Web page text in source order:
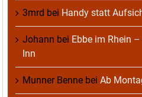
3mrd bei Handy statt
Johann bei Ebbe im Rhein
Inn
Munner Benne bei Ab